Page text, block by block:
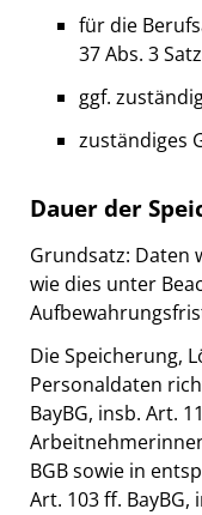
für die
37 Abs. 3
ggf.
zuständiges
Dauer der
Grundsatz: Daten
wie dies unter
Die Speicherung,
Personaldaten
BayBG, insb. Art.
BGB sowie in
Art. 103 ff. BayBG,